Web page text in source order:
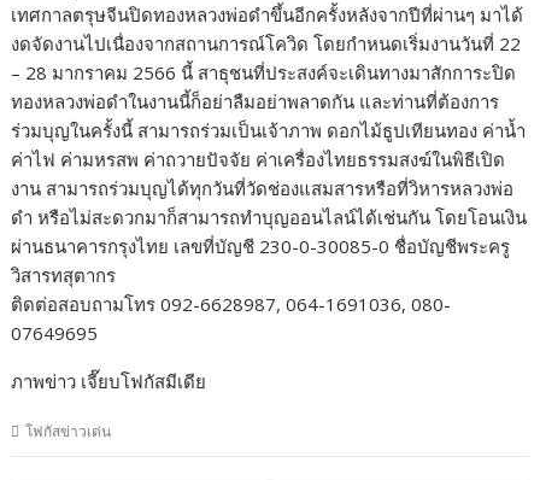
เทศกาลตรุษจีนปิดทองหลวงพ่อดำขึ้นอีกครั้งหลังจากปีที่ผ่านๆ มาได้
งดจัดงานไปเนื่องจากสถานการณ์โควิด โดยกำหนดเริ่มงานวันที่ 22
– 28 มากราคม 2566 นี้ สาธุชนที่ประสงค์จะเดินทางมาสักการะปิด
ทองหลวงพ่อดำในงานนี้ก็อย่าลืมอย่าพลาดกัน และท่านที่ต้องการ
ร่วมบุญในครั้งนี้ สามารถร่วมเป็นเจ้าภาพ ดอกไม้ธูปเทียนทอง ค่าน้ำ
ค่าไฟ ค่ามหรสพ ค่าถวายปัจจัย ค่าเครื่องไทยธรรมสงฆ์ในพิธีเปิด
งาน สามารถร่วมบุญได้ทุกวันที่วัดช่องแสมสารหรือที่วิหารหลวงพ่อ
ดำ หรือไม่สะดวกมาก็สามารถทำบุญออนไลน์ได้เช่นกัน โดยโอนเงิน
ผ่านธนาคารกรุงไทย เลขที่บัญชี 230-0-30085-0 ชื่อบัญชีพระครู
วิสารทสุตากร
ติดต่อสอบถามโทร 092-6628987, 064-1691036, 080-
07649695
ภาพข่าว เจี๊ยบโฟกัสมีเดีย
โฟกัสข่าวเด่น